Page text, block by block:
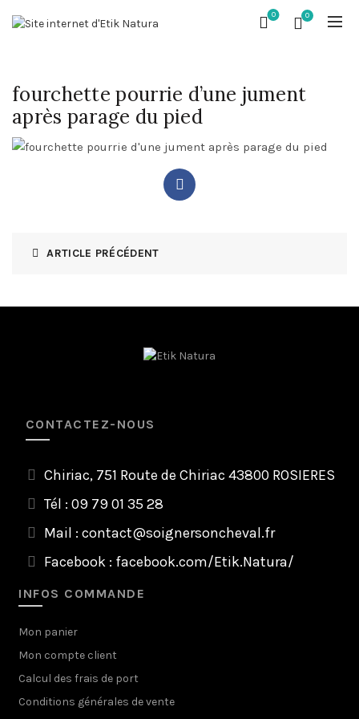
0 0
fourchette pourrie d’une jument
après parage du pied
ARTICLE PRÉCÉDENT
CONTACTEZ-NOUS
Chiriac, 751 Route de Chiriac 43800 ROSIERES
Tél : 09 79 01 35 28
Mail : contact@soignersoncheval.fr
Facebook : facebook.com/Etik.Natura/
INFOS COMMANDE
Mon panier
Mon compte client
Calcul des frais de port
Conditions générales de vente